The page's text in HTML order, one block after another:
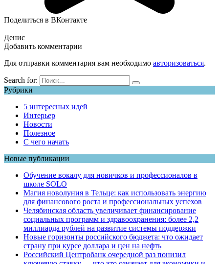
Поделиться в ВКонтакте
Денис
Добавить комментарии
Для отправки комментария вам необходимо авторизоваться.
Search for:
Рубрики
5 интересных идей
Интерьер
Новости
Полезное
С чего начать
Новые публикации
Обучение вокалу для новичков и профессионалов в
школе SOLO
Магия новолуния в Тельце: как использовать энергию
для финансового роста и профессиональных успехов
Челябинская область увеличивает финансирование
социальных программ и здравоохранения: более 2,2
миллиарда рублей на развитие системы поддержки
Новые горизонты российского бюджета: что ожидает
страну при курсе доллара и цен на нефть
Российский Центробанк очередной раз понизил